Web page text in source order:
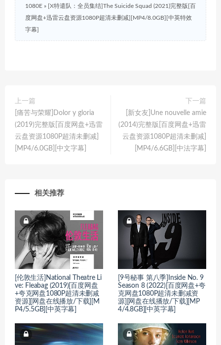
1080E » [X特遣队：全员集结]The Suicide Squad (2021)完整版[百
度网盘+迅雷云盘资源1080P超清未删减][MP4/8.0GB][中英特效
字幕]
上一篇
[痛苦与荣耀]Dolor y gloria
(2019)完整版[百度网盘+迅雷
云盘资源1080P超清未删减]
[MP4/6.0GB][中文字幕]
下一篇
[新女友]Une nouvelle amie
(2014)完整版[百度网盘+迅雷
云盘资源1080P超清未删减]
[MP4/6.6GB][中法字幕]
相关推荐
[伦敦生活]National Theatre Li
ve: Fleabag (2019)[百度网盘
+夸克网盘1080P超清未删减
资源][网盘在线播放/下载][M
P4/5.5GB][中英字幕]
[9号秘事 第八季]Inside No. 9
Season 8 (2022)[百度网盘+夸
克网盘1080P超清未删减资
源][网盘在线播放/下载][MP
4/4.8GB][中英字幕]